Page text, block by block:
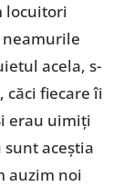
locuitori
acela, s-
fiecare îi
erau uimiți
aceștia
auzim noi